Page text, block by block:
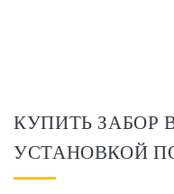
КУПИТЬ ЗАБОР
УСТАНОВКОЙ